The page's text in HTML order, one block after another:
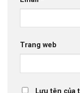
Trang web